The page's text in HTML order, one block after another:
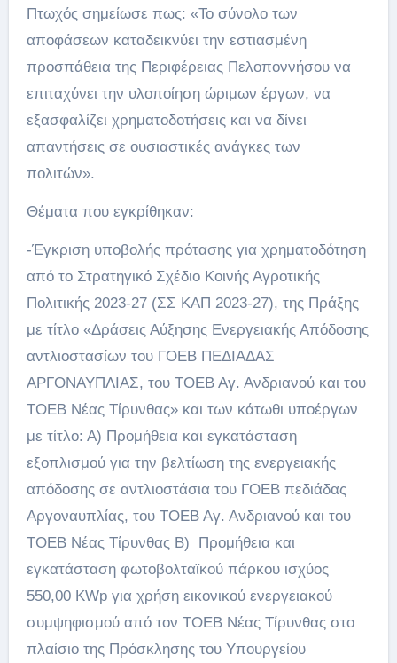
Πτωχός σημείωσε πως: «Το σύνολο των
αποφάσεων καταδεικνύει την εστιασμένη
προσπάθεια της Περιφέρειας Πελοποννήσου να
επιταχύνει την υλοποίηση ώριμων έργων, να
εξασφαλίζει χρηματοδοτήσεις και να δίνει
απαντήσεις σε ουσιαστικές ανάγκες των
πολιτών».
Θέματα που εγκρίθηκαν:
-Έγκριση υποβολής πρότασης για χρηματοδότηση
από το Στρατηγικό Σχέδιο Κοινής Αγροτικής
Πολιτικής 2023-27 (ΣΣ ΚΑΠ 2023-27), της Πράξης
με τίτλο «Δράσεις Αύξησης Ενεργειακής Απόδοσης
αντλιοστασίων του ΓΟΕΒ ΠΕΔΙΑΔΑΣ
ΑΡΓΟΝΑΥΠΛΙΑΣ, του ΤΟΕΒ Αγ. Ανδριανού και του
ΤΟΕΒ Νέας Τίρυνθας» και των κάτωθι υποέργων
με τίτλο: Α) Προμήθεια και εγκατάσταση
εξοπλισμού για την βελτίωση της ενεργειακής
απόδοσης σε αντλιοστάσια του ΓΟΕΒ πεδιάδας
Αργοναυπλίας, του ΤΟΕΒ Αγ. Ανδριανού και του
ΤΟΕΒ Νέας Τίρυνθας Β) Προμήθεια και
εγκατάσταση φωτοβολταϊκού πάρκου ισχύος
550,00 KWp για χρήση εικονικού ενεργειακού
συμψηφισμού από τον ΤΟΕΒ Νέας Τίρυνθας στο
πλαίσιο της Πρόσκλησης του Υπουργείου